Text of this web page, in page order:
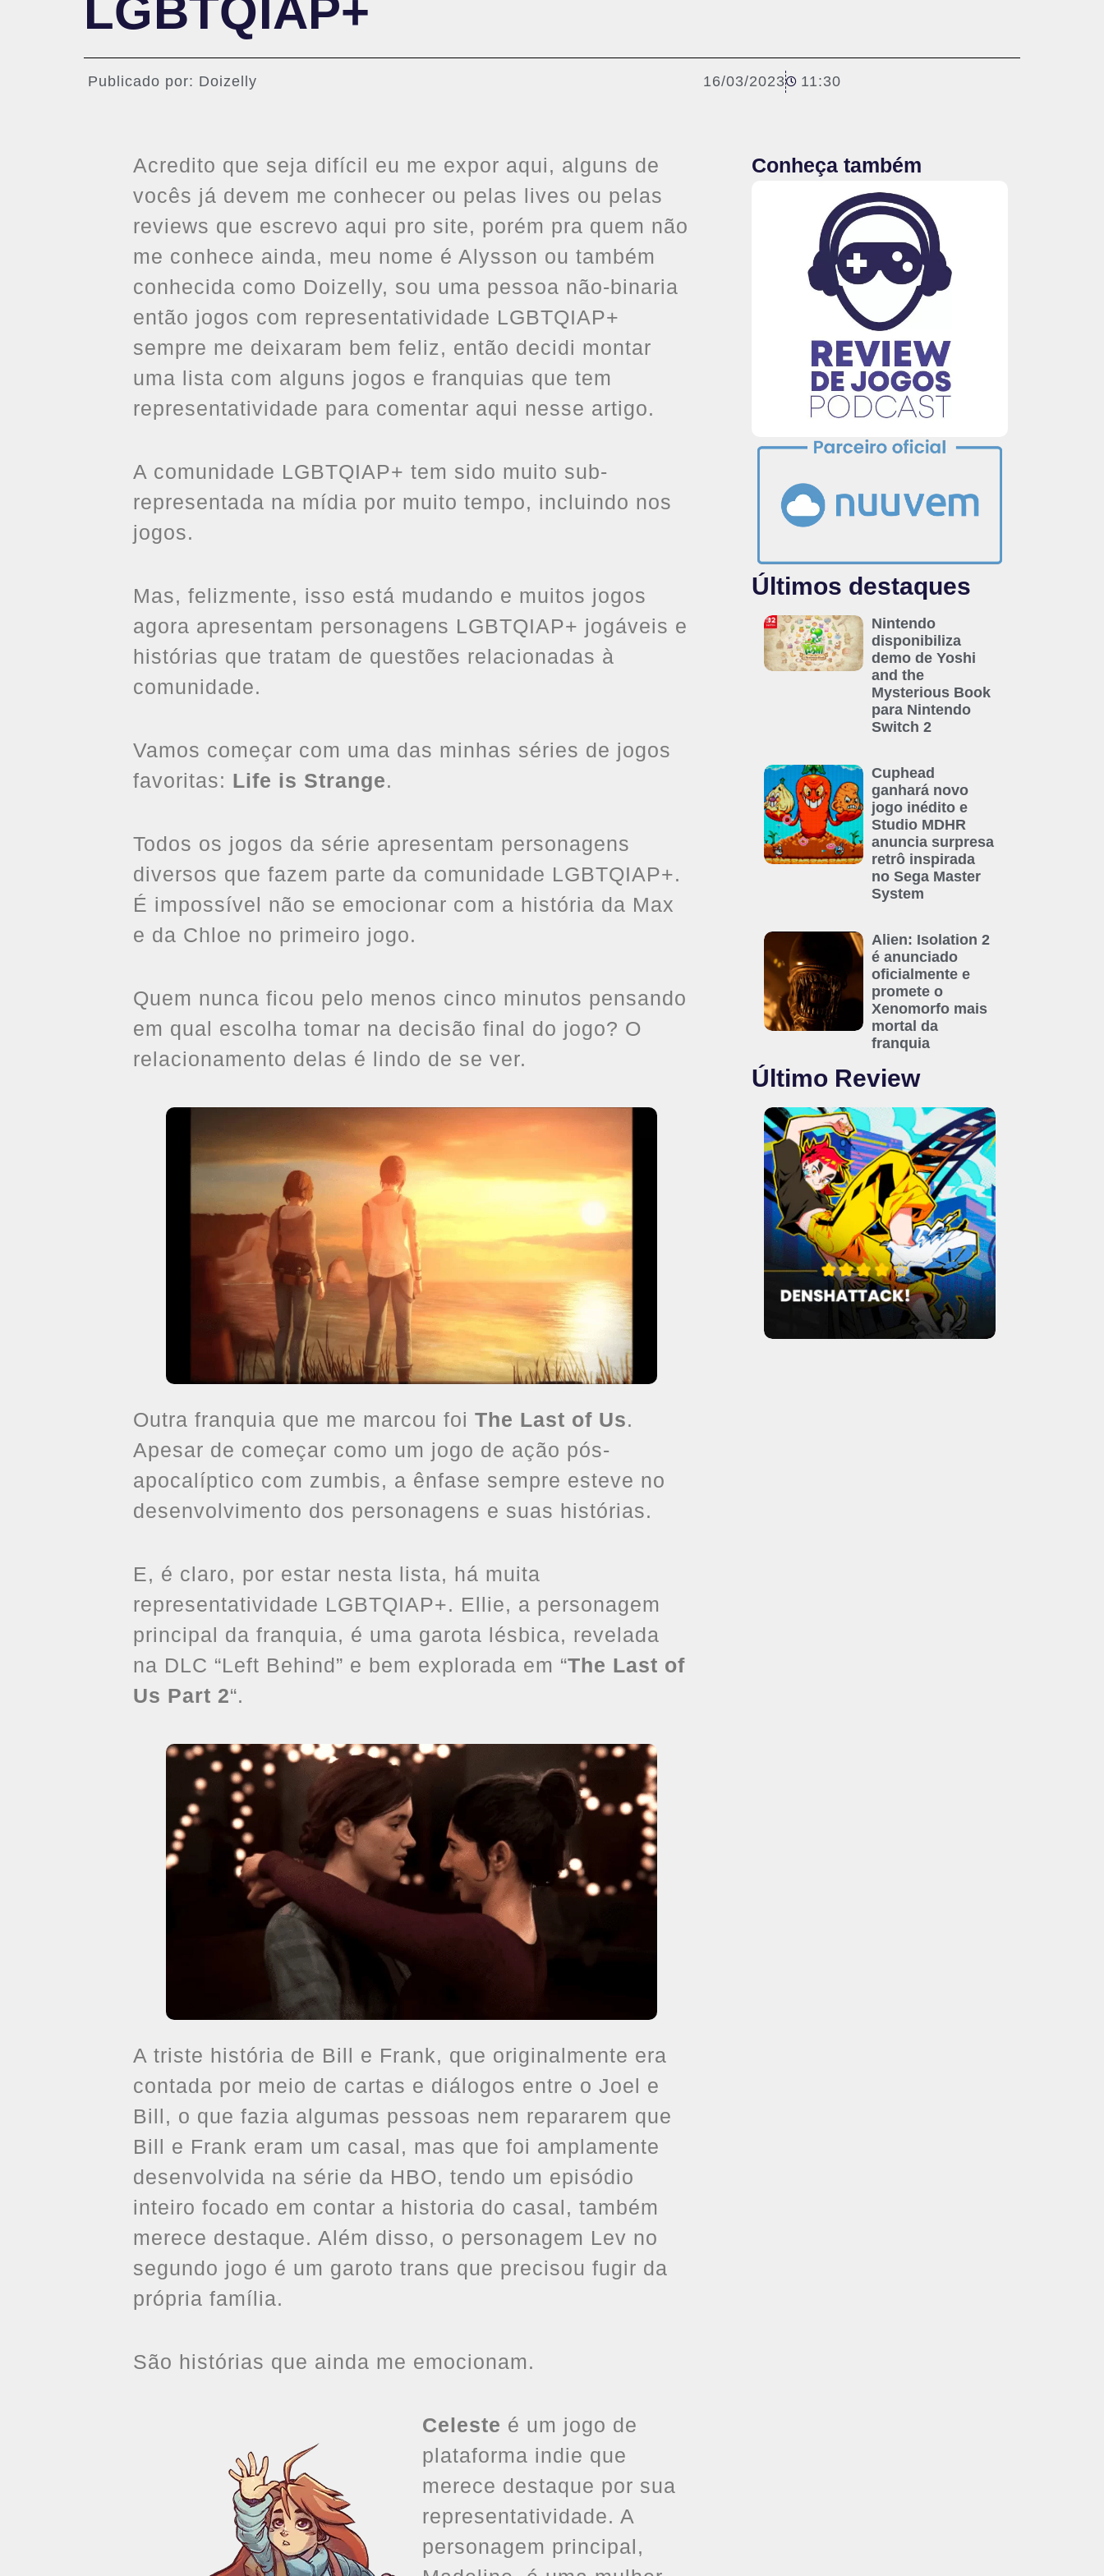
LGBTQIAP+
Publicado por: Doizelly 16/03/2023 11:30
Acredito que seja difícil eu me expor aqui, alguns de
vocês já devem me conhecer ou pelas lives ou pelas
reviews que escrevo aqui pro site, porém pra quem não
me conhece ainda, meu nome é Alysson ou também
conhecida como Doizelly, sou uma pessoa não-binaria
então jogos com representatividade LGBTQIAP+
sempre me deixaram bem feliz, então decidi montar
uma lista com alguns jogos e franquias que tem
representatividade para comentar aqui nesse artigo.
A comunidade LGBTQIAP+ tem sido muito sub-
representada na mídia por muito tempo, incluindo nos
jogos.
Mas, felizmente, isso está mudando e muitos jogos
agora apresentam personagens LGBTQIAP+ jogáveis e
histórias que tratam de questões relacionadas à
comunidade.
Vamos começar com uma das minhas séries de jogos
favoritas: Life is Strange.
Todos os jogos da série apresentam personagens
diversos que fazem parte da comunidade LGBTQIAP+.
É impossível não se emocionar com a história da Max
e da Chloe no primeiro jogo.
Quem nunca ficou pelo menos cinco minutos pensando
em qual escolha tomar na decisão final do jogo? O
relacionamento delas é lindo de se ver.
Outra franquia que me marcou foi The Last of Us.
Apesar de começar como um jogo de ação pós-
apocalíptico com zumbis, a ênfase sempre esteve no
desenvolvimento dos personagens e suas histórias.
E, é claro, por estar nesta lista, há muita
representatividade LGBTQIAP+. Ellie, a personagem
principal da franquia, é uma garota lésbica, revelada
na DLC “Left Behind” e bem explorada em “The Last of
Us Part 2“.
A triste história de Bill e Frank, que originalmente era
contada por meio de cartas e diálogos entre o Joel e
Bill, o que fazia algumas pessoas nem repararem que
Bill e Frank eram um casal, mas que foi amplamente
desenvolvida na série da HBO, tendo um episódio
inteiro focado em contar a historia do casal, também
merece destaque. Além disso, o personagem Lev no
segundo jogo é um garoto trans que precisou fugir da
própria família.
São histórias que ainda me emocionam.
Celeste é um jogo de
plataforma indie que
merece destaque por sua
representatividade. A
personagem principal,
Conheça também
Últimos destaques
Nintendo
disponibiliza
demo de Yoshi
and the
Mysterious Book
para Nintendo
Switch 2
Cuphead
ganhará novo
jogo inédito e
Studio MDHR
anuncia surpresa
retrô inspirada
no Sega Master
System
Alien: Isolation 2
é anunciado
oficialmente e
promete o
Xenomorfo mais
mortal da
franquia
Último Review